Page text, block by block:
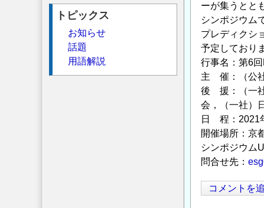
ーが集うとと
シンポジウム
プレディクシ
予定しており
行事名：第6
主 催：（公
後 援：（一社
会，（一社）
日 程：2021
開催場所：京
シンポジウム
問合せ先：
コメントを
トピックス
お知らせ
話題
用語解説